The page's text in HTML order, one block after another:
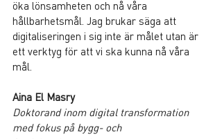
öka lönsamheten och nå våra
hållbarhetsmål. Jag brukar säga att
digitaliseringen i sig inte är målet utan är
ett verktyg för att vi ska kunna nå våra
mål.
Aina El Masry
Doktorand inom digital transformation
med fokus på bygg- och